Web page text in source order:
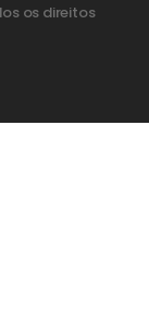
os direitos